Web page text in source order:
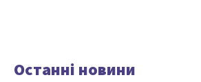
Останні новини